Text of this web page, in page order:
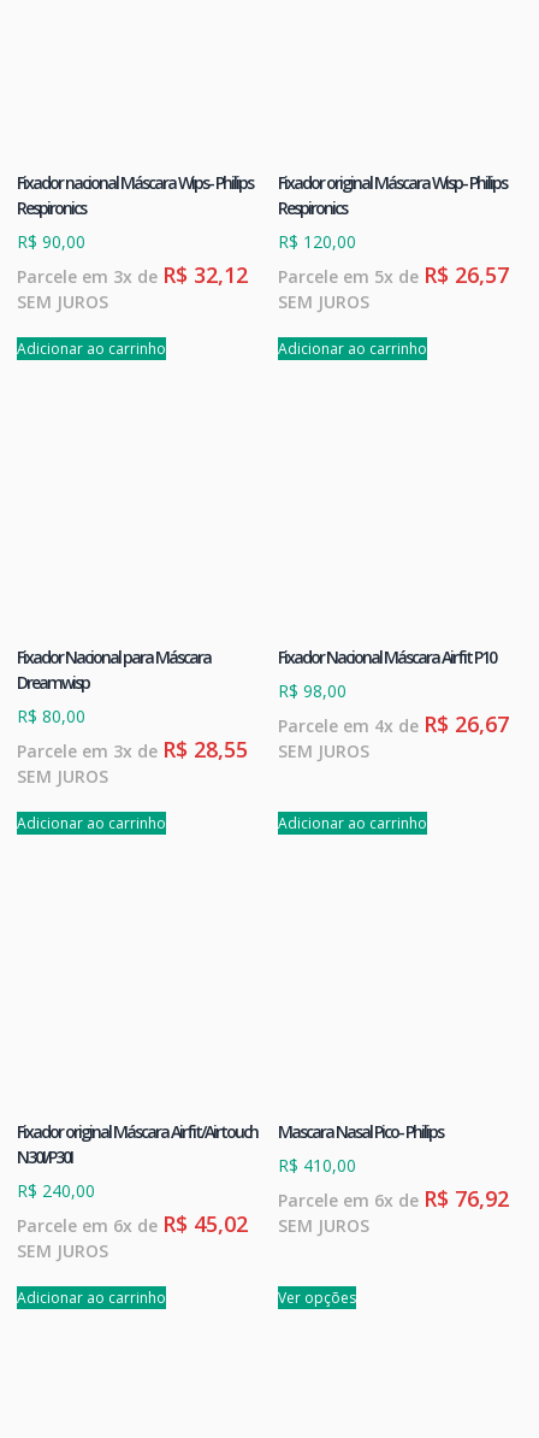
Fixador nacional Máscara Wips- Philips
Respironics
R$ 90,00
Parcele em 3x de R$ 32,12
SEM JUROS
Adicionar ao carrinho
Fixador original Máscara Wisp- Philips
Respironics
R$ 120,00
Parcele em 5x de R$ 26,57
SEM JUROS
Adicionar ao carrinho
Fixador Nacional para Máscara
Dreamwisp
R$ 80,00
Parcele em 3x de R$ 28,55
SEM JUROS
Adicionar ao carrinho
Fixador Nacional Máscara Airfit P10
R$ 98,00
Parcele em 4x de R$ 26,67
SEM JUROS
Adicionar ao carrinho
Fixador original Máscara Airfit/Airtouch
N30I/P30I
R$ 240,00
Parcele em 6x de R$ 45,02
SEM JUROS
Adicionar ao carrinho
Mascara Nasal Pico- Philips
R$ 410,00
Parcele em 6x de R$ 76,92
SEM JUROS
Ver opções